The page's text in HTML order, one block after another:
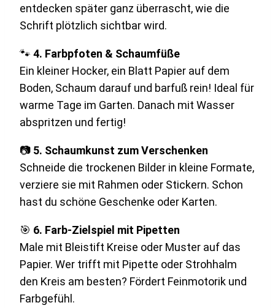
entdecken später ganz überrascht, wie die
Schrift plötzlich sichtbar wird.
🐾 4. Farbpfoten & Schaumfüße
Ein kleiner Hocker, ein Blatt Papier auf dem
Boden, Schaum darauf und barfuß rein! Ideal für
warme Tage im Garten. Danach mit Wasser
abspritzen und fertig!
📷 5. Schaumkunst zum Verschenken
Schneide die trockenen Bilder in kleine Formate,
verziere sie mit Rahmen oder Stickern. Schon
hast du schöne Geschenke oder Karten.
🎯 6. Farb-Zielspiel mit Pipetten
Male mit Bleistift Kreise oder Muster auf das
Papier. Wer trifft mit Pipette oder Strohhalm
den Kreis am besten? Fördert Feinmotorik und
Farbgefühl.